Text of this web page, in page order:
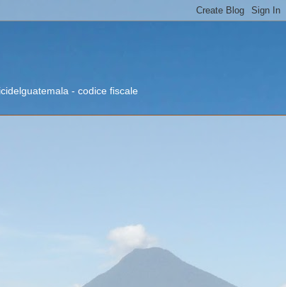
- codice fiscale